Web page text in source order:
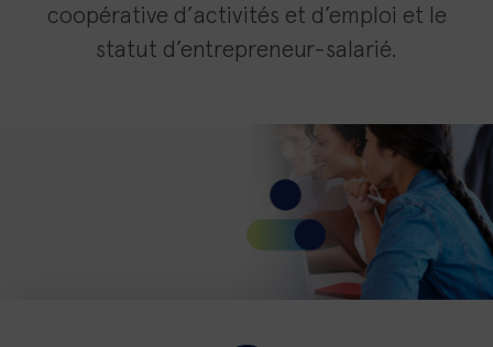
coopérative d’activités et d’emploi et le
statut d’entrepreneur-salarié.